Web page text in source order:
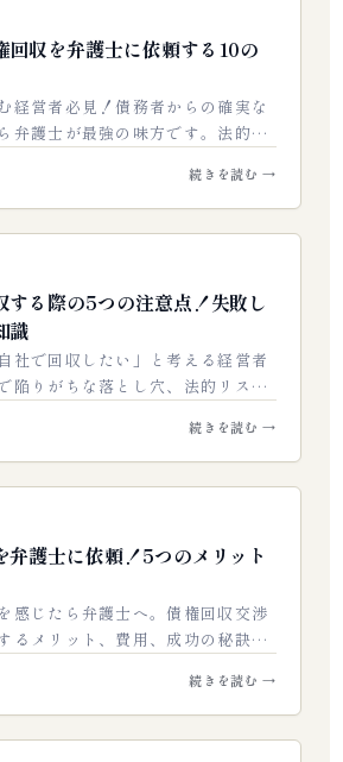
回収を弁護士に依頼する10の
経営者必見！債務者からの確実な
弁護士が最強の味方です。法的強
トを徹底解説。…
続きを読む →
する際の5つの注意点！失敗し
識
社で回収したい」と考える経営者
陥りがちな落とし穴、法的リス
ラブルを避け、確実な回収を目…
続きを読む →
弁護士に依頼！5つのメリット
感じたら弁護士へ。債権回収交渉
るメリット、費用、成功の秘訣を
ガイドです。…
続きを読む →